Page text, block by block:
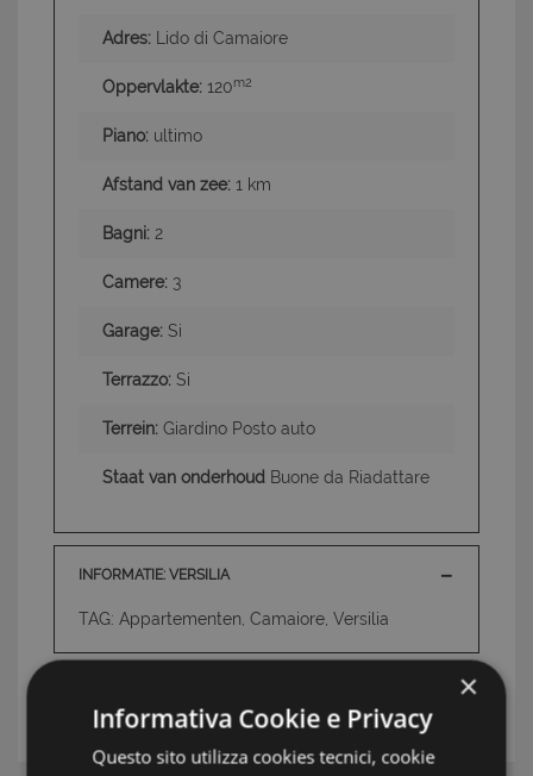
Adres: Lido di Camaiore
Oppervlakte: 120m2
Piano: ultimo
Afstand van zee: 1 km
Bagni: 2
Camere: 3
Garage: Si
Terrazzo: Si
Terrein: Giardino Posto auto
Staat van onderhoud Buone da Riadattare
INFORMATIE: VERSILIA
TAG: Appartementen, Camaiore, Versilia
×
Informativa Cookie e Privacy
Questo sito utilizza cookies tecnici, cookie